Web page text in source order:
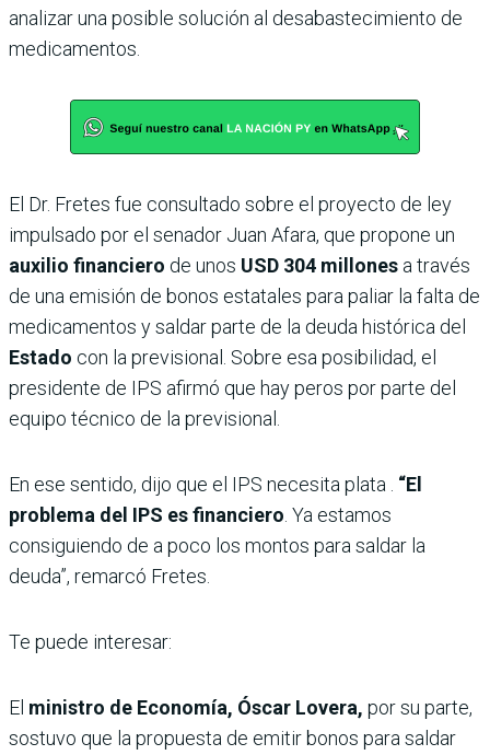
analizar una posible solución al desabastecimiento de
medicamentos.
El Dr. Fretes fue consultado sobre el proyecto de ley
impulsado por el senador Juan Afara, que propone un
auxilio financiero de unos USD 304 millones a través
de una emisión de bonos estatales para paliar la falta de
medicamentos y saldar parte de la deuda histórica del
Estado con la previsional. Sobre esa posibilidad, el
presidente de IPS afirmó que hay peros por parte del
equipo técnico de la previsional.
En ese sentido, dijo que el IPS necesita plata . “El
problema del IPS es financiero . Ya estamos
consiguiendo de a poco los montos para saldar la
deuda”, remarcó Fretes.
Te puede interesar:
El ministro de Economía, Óscar Lovera, por su parte,
sostuvo que la propuesta de emitir bonos para saldar